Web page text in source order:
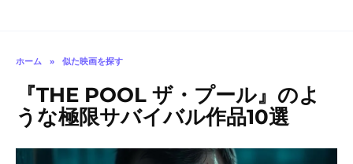
ホーム » 似た映画を探す
『THE POOL ザ・プール』のよ
うな極限サバイバル作品10選